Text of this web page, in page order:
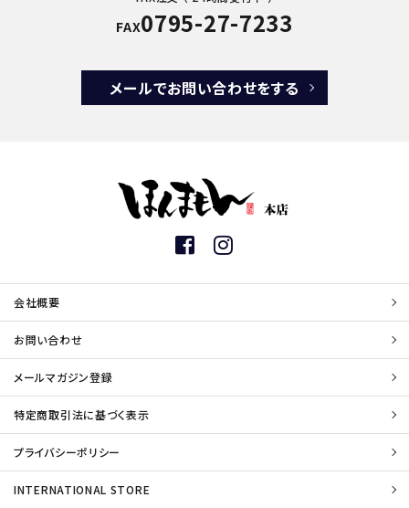
FAX0795-27-7233
メールでお問い合わせをする
会社概要
お問い合わせ
メールマガジン登録
特定商取引法に基づく表示
プライバシーポリシー
INTERNATIONAL STORE